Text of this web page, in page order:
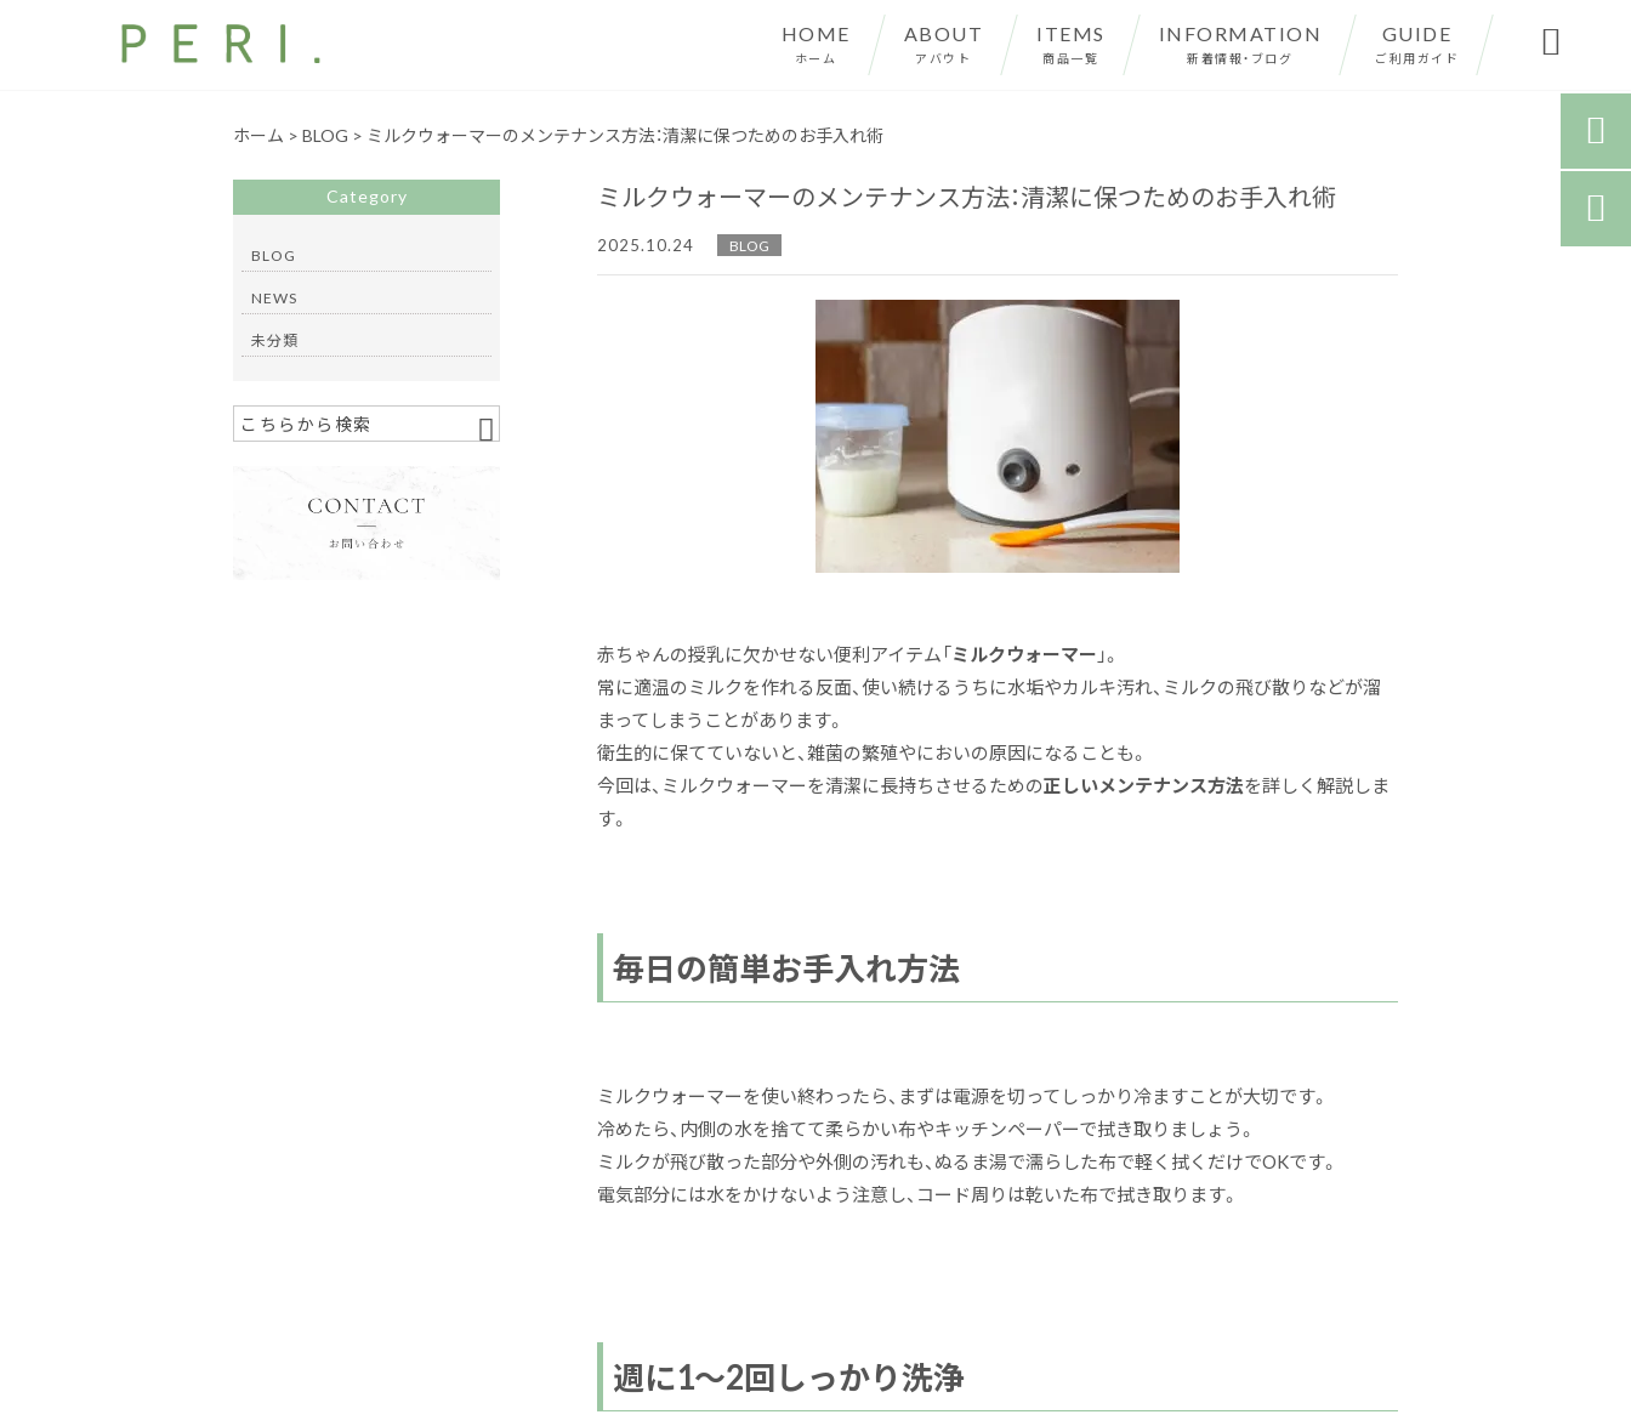
HOME
ホーム
ABOUT
アバウト
ITEMS
商品一覧
INFORMATION
新着情報・ブログ
GUIDE
ご利用ガイド 
ホーム > BLOG > ミルクウォーマーのメンテナンス方法：清潔に保つためのお手入れ術
ミルクウォーマーのメンテナンス方法：清潔に保つためのお手入れ術
2025.10.24 BLOG
赤ちゃんの授乳に欠かせない便利アイテム「ミルクウォーマー 」。
常に適温のミルクを作れる反面、使い続けるうちに水垢やカルキ汚れ、ミルクの飛び散りなどが溜
まってしまうことがあります。
衛生的に保てていないと、雑菌の繁殖やにおいの原因になることも。
今回は、ミルクウォーマーを清潔に長持ちさせるための正しいメンテナンス方法を詳しく解説しま
す。
毎日の簡単お手入れ方法
ミルクウォーマーを使い終わったら、まずは電源を切ってしっかり冷ますことが大切です。
冷めたら、内側の水を捨てて柔らかい布やキッチンペーパーで拭き取りましょう。
ミルクが飛び散った部分や外側の汚れも、ぬるま湯で濡らした布で軽く拭く だけでOKです。
電気部分には水をかけないよう注意し、コード周りは乾いた布で拭き取ります。
週に1～2回しっかり洗浄
Category
BLOG
NEWS
未分類

